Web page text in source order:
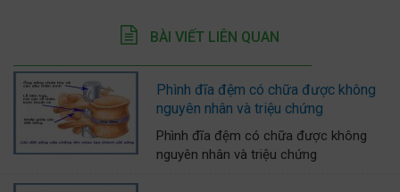
BÀI VIẾT LIÊN QUAN
Phình đĩa đệm có chữa được không
nguyên nhân và triệu chứng
Phình đĩa đệm có chữa được không
nguyên nhân và triệu chứng